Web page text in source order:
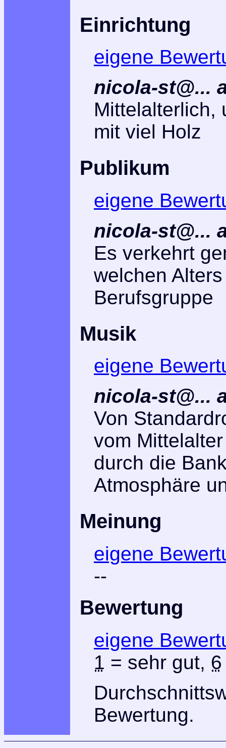
Einrichtung
eigene
nicola-st@...
Mittelalterlich,
mit viel Holz
Publikum
eigene
nicola-st@...
Es verkehrt
welchen
Berufsgruppe
Musik
eigene
nicola-st@...
Von
vom
durch die
Atmosphäre
Meinung
eigene
--
Bewertung
eigene
1 = sehr gut, 6
Bewertung.